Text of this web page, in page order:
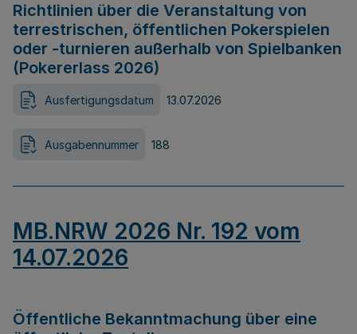
Richtlinien über die Veranstaltung von
terrestrischen, öffentlichen Pokerspielen
oder -turnieren außerhalb von Spielbanken
(Pokererlass 2026)
Ausfertigungsdatum 13.07.2026
Ausgabennummer 188
MB.NRW 2026 Nr. 192 vom
14.07.2026
Öffentliche Bekanntmachung über eine